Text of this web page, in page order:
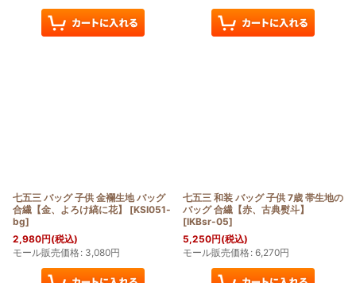
七五三 バッグ 子供 金襴生地 バッグ
合繊【金、よろけ縞に花】
[KSI051-
bg]
2,980円(税込)
モール販売価格: 3,080円
七五三 和装 バッグ 子供 7歳 帯生地の
バッグ 合繊【赤、古典熨斗】
[IKBsr-05]
5,250円(税込)
モール販売価格: 6,270円